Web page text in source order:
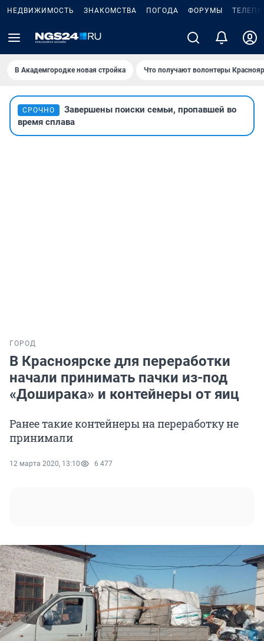
НЕДВИЖИМОСТЬ ЗНАКОМСТВА ПОГОДА ФОРУМЫ
В Академгородке новая стройка Что получают волонтеры
СРОЧНО
Завершены поиски семьи, пропавшей во
время сплава
ГОРОД
В Красноярске для переработки
начали принимать пачки из-под
«Доширака» и контейнеры от яиц
Ранее такие контейнеры на переработку не
принимали
12 марта 2020, 13:10 6 477